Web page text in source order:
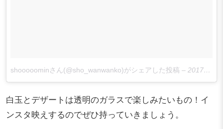
shooooominさん(@sho_wanwanko)がシェアした投稿 – 2017年 7月月30日午前1時44分PDT
白玉とデザートは透明のガラスで楽しみたいもの！イ
ンスタ映えするのでぜひ持っていきましょう。